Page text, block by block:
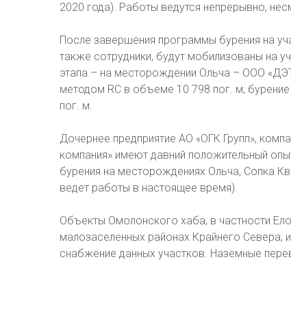
2020 года). Работы ведутся непрерывно,
После завершения программы бурения на
также сотрудники, будут мобилизованы на
этапа – на месторождении Ольча – ООО
методом RC в объеме 10 798 пог. м;
пог. м.
Дочернее предприятие АО «ОГК Групп»,
компания» имеют давний положительный
бурения на месторождениях Ольча, Сопка
ведет работы в настоящее время).
Объекты Омолонского хаба, в частности
малозаселенных районах Крайнего Севера,
снабжение данных участков. Наземные